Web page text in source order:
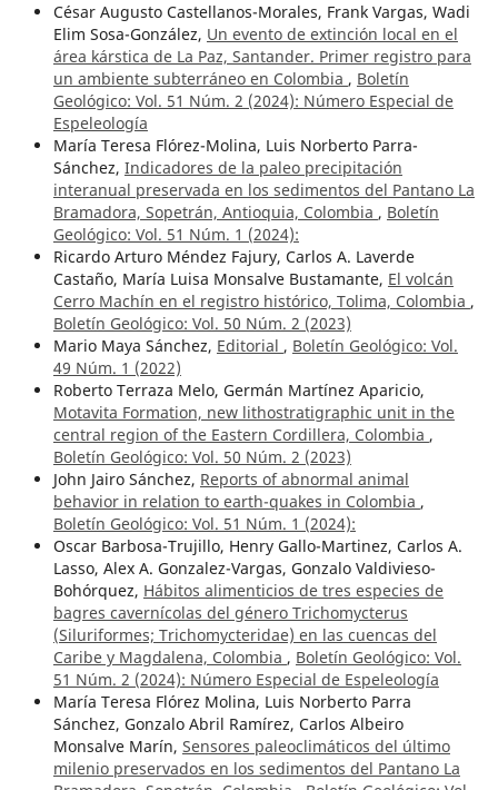
César Augusto Castellanos-Morales, Frank Vargas, Wadi
Elim Sosa-González, Un evento de extinción local en el
área kárstica de La Paz, Santander. Primer registro para
un ambiente subterráneo en Colombia , Boletín
Geológico: Vol. 51 Núm. 2 (2024): Número Especial de
Espeleología
María Teresa Flórez-Molina, Luis Norberto Parra-
Sánchez, Indicadores de la paleo precipitación
interanual preservada en los sedimentos del Pantano La
Bramadora, Sopetrán, Antioquia, Colombia , Boletín
Geológico: Vol. 51 Núm. 1 (2024):
Ricardo Arturo Méndez Fajury, Carlos A. Laverde
Castaño, María Luisa Monsalve Bustamante, El volcán
Cerro Machín en el registro histórico, Tolima, Colombia ,
Boletín Geológico: Vol. 50 Núm. 2 (2023)
Mario Maya Sánchez, Editorial , Boletín Geológico: Vol.
49 Núm. 1 (2022)
Roberto Terraza Melo, Germán Martínez Aparicio,
Motavita Formation, new lithostratigraphic unit in the
central region of the Eastern Cordillera, Colombia ,
Boletín Geológico: Vol. 50 Núm. 2 (2023)
John Jairo Sánchez, Reports of abnormal animal
behavior in relation to earth-quakes in Colombia ,
Boletín Geológico: Vol. 51 Núm. 1 (2024):
Oscar Barbosa-Trujillo, Henry Gallo-Martinez, Carlos A.
Lasso, Alex A. Gonzalez-Vargas, Gonzalo Valdivieso-
Bohórquez, Hábitos alimenticios de tres especies de
bagres cavernícolas del género Trichomycterus
(Siluriformes; Trichomycteridae) en las cuencas del
Caribe y Magdalena, Colombia , Boletín Geológico: Vol.
51 Núm. 2 (2024): Número Especial de Espeleología
María Teresa Flórez Molina, Luis Norberto Parra
Sánchez, Gonzalo Abril Ramírez, Carlos Albeiro
Monsalve Marín, Sensores paleoclimáticos del último
milenio preservados en los sedimentos del Pantano La